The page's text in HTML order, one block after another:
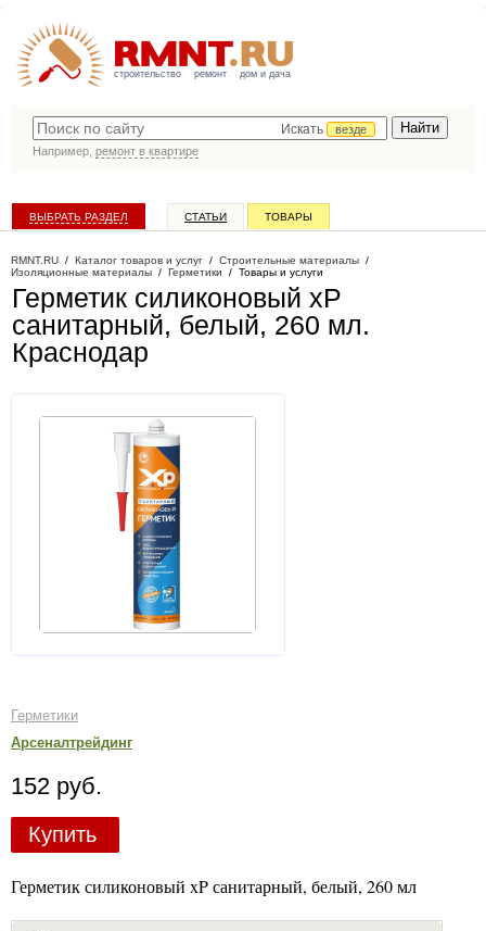
строительство ремонт дом и дача
Искать
везде
Например, ремонт в квартире
ВЫБРАТЬ РАЗДЕЛ СТАТЬИ ТОВАРЫ
RMNT.RU / Каталог товаров и услуг / Строительные материалы /
Изоляционные материалы / Герметики / Товары и услуги
Герметик силиконовый xP
санитарный, белый, 260 мл.
Краснодар
Герметики
Арсеналтрейдинг
152 руб.
Купить
Герметик силиконовый xP санитарный, белый, 260 мл